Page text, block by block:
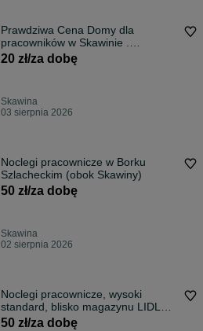
Prawdziwa Cena Domy dla
pracowników w Skawinie .
KWATERY PRACOWNICZE Tylko
20 zł/za dobę
Skawina
03 sierpnia 2026
Noclegi pracownicze w Borku
Szlacheckim (obok Skawiny)
50 zł/za dobę
Skawina
02 sierpnia 2026
Noclegi pracownicze, wysoki
standard, blisko magazynu LIDL
Skawina
50 zł/za dobę